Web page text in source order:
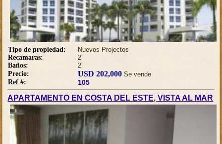
Tipo de propiedad:
Nuevos Projectos
Recamaras:
2
Baños:
2
Precio:
USD 202,000 Se vende
Ref #:
105
APARTAMENTO EN COSTA DEL ESTE, VISTA AL MAR